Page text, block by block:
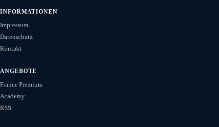
INFORMATIONEN
Impressum
Datenschutz
Kontakt
ANGEBOTE
France Premium
Academy
RSS